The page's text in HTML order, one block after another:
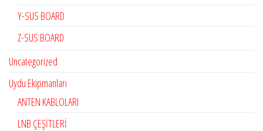
Y-SUS BOARD
Z-SUS BOARD
Uncategorized
Uydu Ekipmanları
ANTEN KABLOLARI
LNB ÇEŞİTLERİ